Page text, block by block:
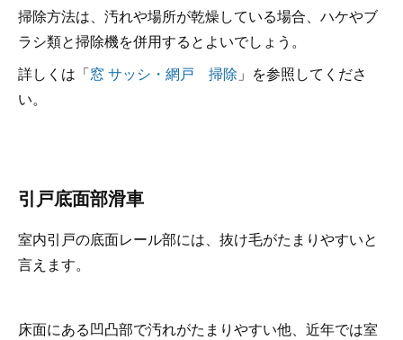
掃除方法は、汚れや場所が乾燥している場合、ハケやブ
ラシ類と掃除機を併用するとよいでしょう。
詳しくは「窓 サッシ・網戸 掃除 」を参照してくださ
い。
引戸底面部滑車
室内引戸の底面レール部には、抜け毛がたまりやすいと
言えます。
床面にある凹凸部で汚れがたまりやすい他、近年では室